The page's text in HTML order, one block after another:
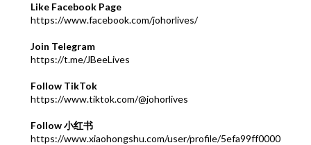
Like Facebook Page
https://www.facebook.com/johorlives/
Join Telegram
https://t.me/JBeeLives
Follow TikTok
https://www.tiktok.com/@johorlives
Follow 小红书
https://www.xiaohongshu.com/user/profile/5efa99ff0000